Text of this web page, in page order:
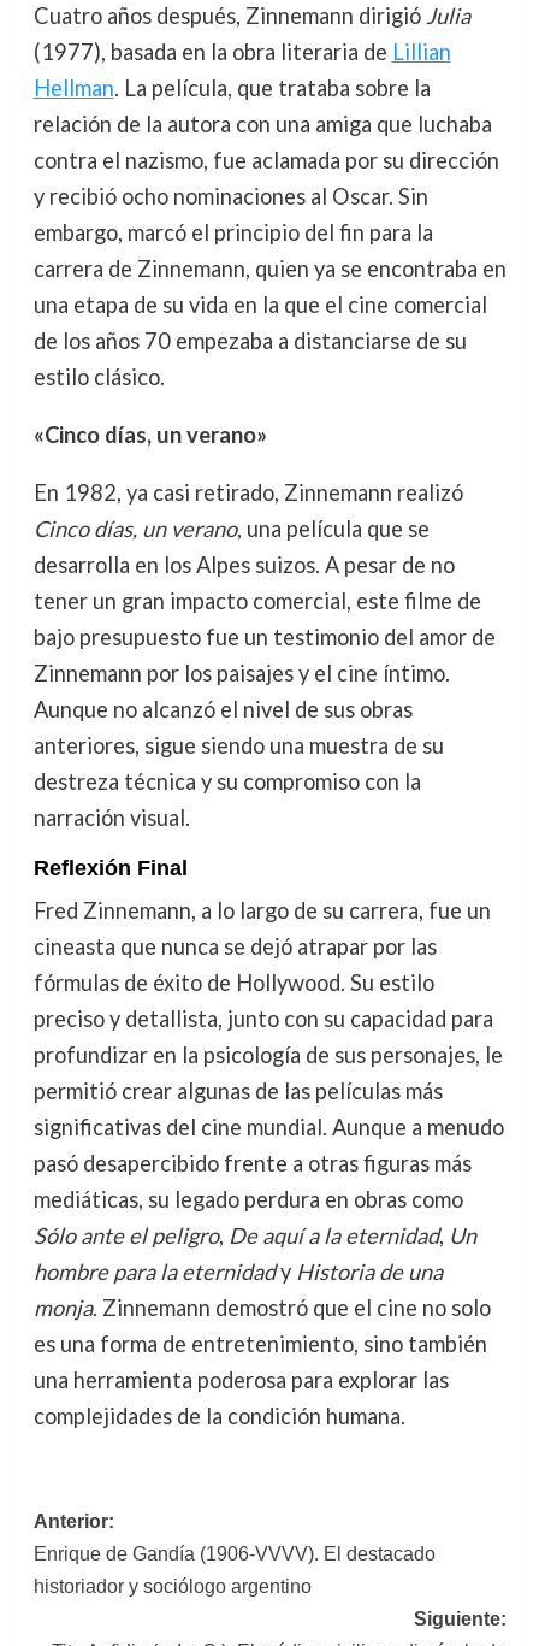
Cuatro años después, Zinnemann dirigió Julia
(1977), basada en la obra literaria de Lillian
Hellman. La película, que trataba sobre la
relación de la autora con una amiga que luchaba
contra el nazismo, fue aclamada por su dirección
y recibió ocho nominaciones al Oscar. Sin
embargo, marcó el principio del fin para la
carrera de Zinnemann, quien ya se encontraba en
una etapa de su vida en la que el cine comercial
de los años 70 empezaba a distanciarse de su
estilo clásico.
«Cinco días, un verano»
En 1982, ya casi retirado, Zinnemann realizó
Cinco días, un verano, una película que se
desarrolla en los Alpes suizos. A pesar de no
tener un gran impacto comercial, este filme de
bajo presupuesto fue un testimonio del amor de
Zinnemann por los paisajes y el cine íntimo.
Aunque no alcanzó el nivel de sus obras
anteriores, sigue siendo una muestra de su
destreza técnica y su compromiso con la
narración visual.
Reflexión Final
Fred Zinnemann, a lo largo de su carrera, fue un
cineasta que nunca se dejó atrapar por las
fórmulas de éxito de Hollywood. Su estilo
preciso y detallista, junto con su capacidad para
profundizar en la psicología de sus personajes, le
permitió crear algunas de las películas más
significativas del cine mundial. Aunque a menudo
pasó desapercibido frente a otras figuras más
mediáticas, su legado perdura en obras como
Sólo ante el peligro, De aquí a la eternidad, Un
hombre para la eternidady Historia de una
monja. Zinnemann demostró que el cine no solo
es una forma de entretenimiento, sino también
una herramienta poderosa para explorar las
complejidades de la condición humana.
Navegación
de
entradas
Anterior:
Enrique de Gandía (1906-VVVV). El destacado
historiador y sociólogo argentino
Siguiente: